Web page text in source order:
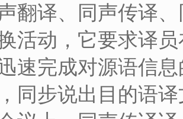
翻译、同声传译
活动，它要求译
速完成对源语信
同步说出目的语